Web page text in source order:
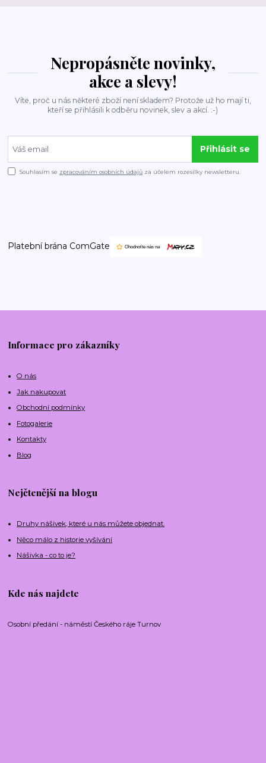
Nepropásněte novinky,
akce a slevy!
Víte, proč u nás některé zboží není skladem? Protože už ho mají ti,
kteří se přihlásili k odběru novinek, slev a akcí. :-)
Přihlásit se
Souhlasím se zpracováním osobních údajů za účelem rozesílky newsletteru.
Platební brána ComGate
Informace pro zákazníky
O nás
Jak nakupovat
Obchodní podmínky
Fotogalerie
Kontakty
Blog
Nejčtenější na blogu
Druhy nášivek, které u nás můžete objednat.
Něco málo z historie vyšívání
Nášivka - co to je?
Kde nás najdete
Osobní předání - náměstí Českého ráje Turnov